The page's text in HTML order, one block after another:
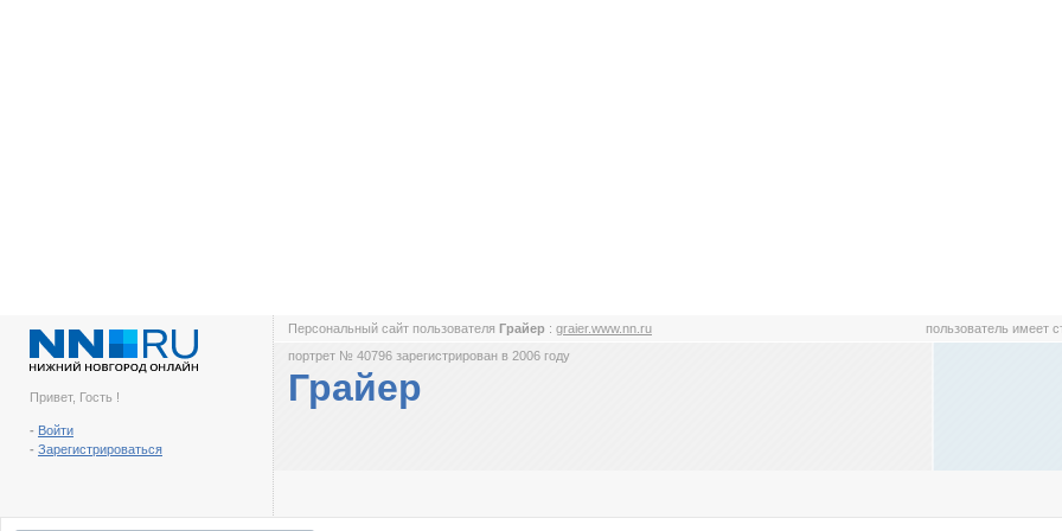
Привет, Гость !
- Войти
- Зарегистрироваться
Персональный сайт пользователя Грайер : graier.www.nn.ru пользователь имеет
портрет № 40796 зарегистрирован в 2006 году
Грайер